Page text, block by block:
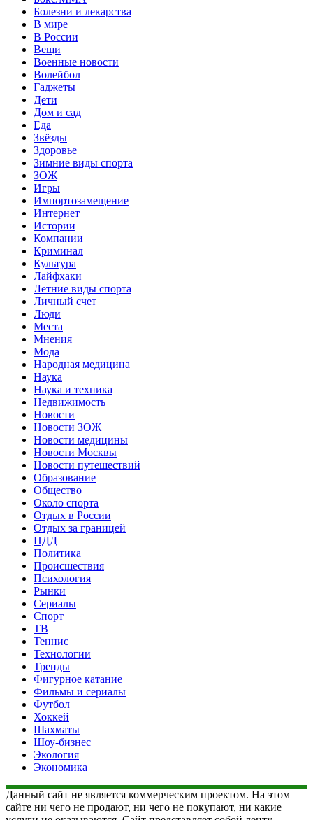
Болезни и лекарства
В мире
В России
Вещи
Военные новости
Волейбол
Гаджеты
Дети
Дом и сад
Еда
Звёзды
Здоровье
Зимние виды спорта
ЗОЖ
Игры
Импортозамещение
Интернет
Истории
Компании
Криминал
Культура
Лайфхаки
Летние виды спорта
Личный счет
Люди
Места
Мнения
Мода
Народная медицина
Наука
Наука и техника
Недвижимость
Новости
Новости ЗОЖ
Новости медицины
Новости Москвы
Новости путешествий
Образование
Общество
Около спорта
Отдых в России
Отдых за границей
ПДД
Политика
Происшествия
Психология
Рынки
Сериалы
Спорт
ТВ
Теннис
Технологии
Тренды
Фигурное катание
Фильмы и сериалы
Футбол
Хоккей
Шахматы
Шоу-бизнес
Экология
Экономика
Данный сайт не является коммерческим проектом. На этом
сайте ни чего не продают, ни чего не покупают, ни какие